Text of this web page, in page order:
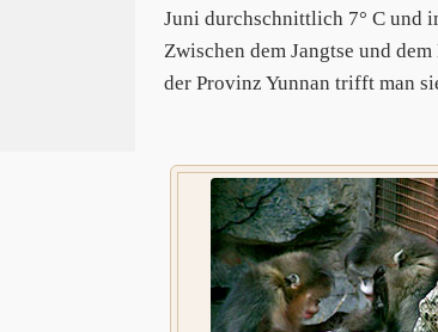
Juni durchschnittlich 7° C und
Zwischen dem Jangtse und
der Provinz Yunnan trifft man